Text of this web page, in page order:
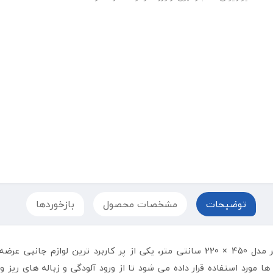
توضیحات مشخصات محصول بازخوردها
فریمی اینتکس مناسب برای استخر مدل 450 × 220 سانتی متر، یکی از پر
استفاده قرار داده می شود تا از ورود آلودگی و زباله